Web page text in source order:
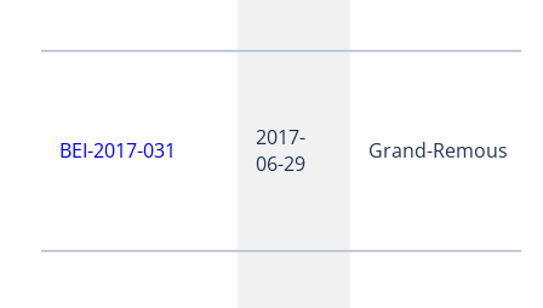
BEI-2017-031
2017-
06-29
Grand-Remous